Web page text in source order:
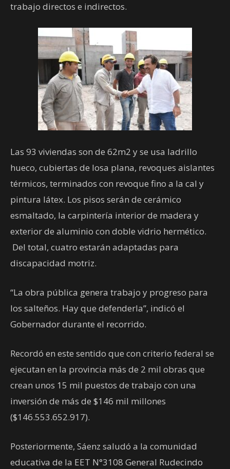
trabajo directos e indirectos.
Las 93 viviendas son de 62m2 y se usa ladrillo
hueco, cubiertas de losa plana, revoques aislantes
térmicos, terminados con revoque fino a la cal y
pintura látex. Los pisos serán de cerámico
esmaltado, la carpintería interior de madera y
exterior de aluminio con doble vidrio hermético.
Del total, cuatro estarán adaptadas para
discapacidad motriz.
“La obra pública genera trabajo y progreso para
los salteños. Hay que defenderla”, indicó el
Gobernador durante el recorrido.
Recordó en este sentido que con criterio federal se
ejecutan en la provincia más de 2 mil obras que
crean unos 15 mil puestos de trabajo con una
inversión de más de $146 mil millones
($146.553.652.917).
Posteriormente, Sáenz saludó a la comunidad
educativa de la EET N°3108 General Rudecindo